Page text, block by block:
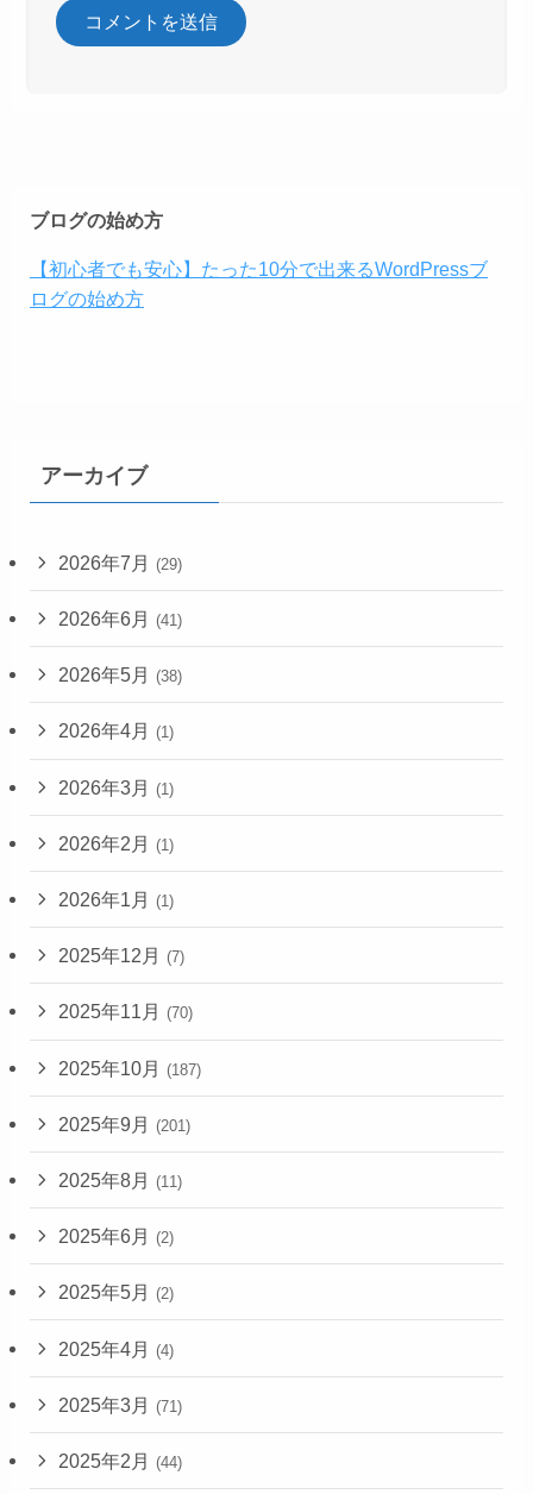
ブログの始め方
【初心者でも安心】たった10分で出来るWordPressブ
ログの始め方
アーカイブ
2026年7月 (29)
2026年6月 (41)
2026年5月 (38)
2026年4月 (1)
2026年3月 (1)
2026年2月 (1)
2026年1月 (1)
2025年12月 (7)
2025年11月 (70)
2025年10月 (187)
2025年9月 (201)
2025年8月 (11)
2025年6月 (2)
2025年5月 (2)
2025年4月 (4)
2025年3月 (71)
2025年2月 (44)